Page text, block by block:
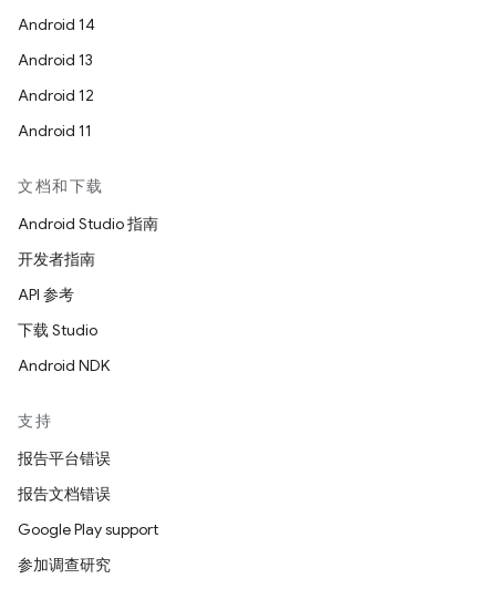
Android 14
Android 13
Android 12
Android 11
文档和下载
Android Studio 指南
开发者指南
API 参考
下载 Studio
Android NDK
支持
报告平台错误
报告文档错误
Google Play support
参加调查研究